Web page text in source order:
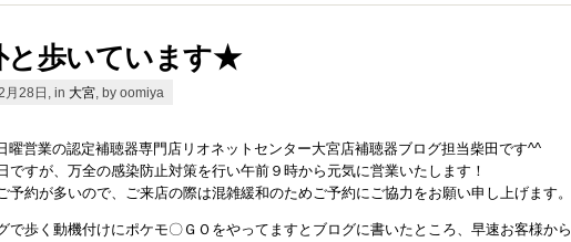
歩いています★
月28日, in 大宮 , by oomiya
曜営業の認定補聴器専門店リオネットセンター大宮店補聴器ブログ担当柴田です^^
ですが、万全の感染防止対策を行い午前９時から元気に営業いたします！
予約が多いので、ご来店の際は混雑緩和のためご予約にご協力をお願い申し上げます。
で歩く動機付けにポケモ〇ＧＯをやってますとブログに書いたところ、早速お客様から